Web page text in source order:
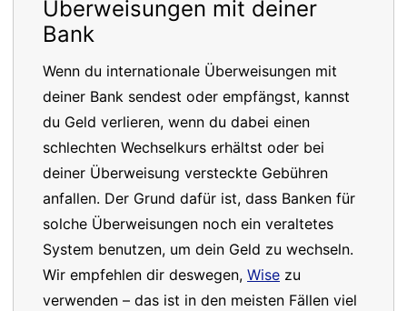
Überweisungen mit deiner
Bank
Wenn du internationale Überweisungen mit
deiner Bank sendest oder empfängst, kannst
du Geld verlieren, wenn du dabei einen
schlechten Wechselkurs erhältst oder bei
deiner Überweisung versteckte Gebühren
anfallen. Der Grund dafür ist, dass Banken für
solche Überweisungen noch ein veraltetes
System benutzen, um dein Geld zu wechseln.
Wir empfehlen dir deswegen, Wise zu
verwenden – das ist in den meisten Fällen viel